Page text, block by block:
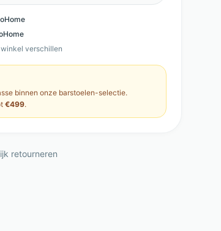
verschillen
binnen onze barstoelen-selectie.
€499.
retourneren